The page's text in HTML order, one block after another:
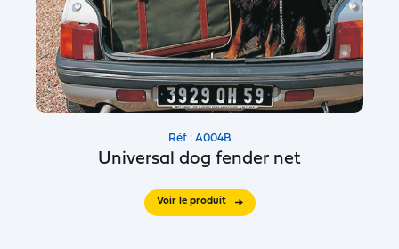
Réf : A004B
Universal dog fender net
Voir le produit